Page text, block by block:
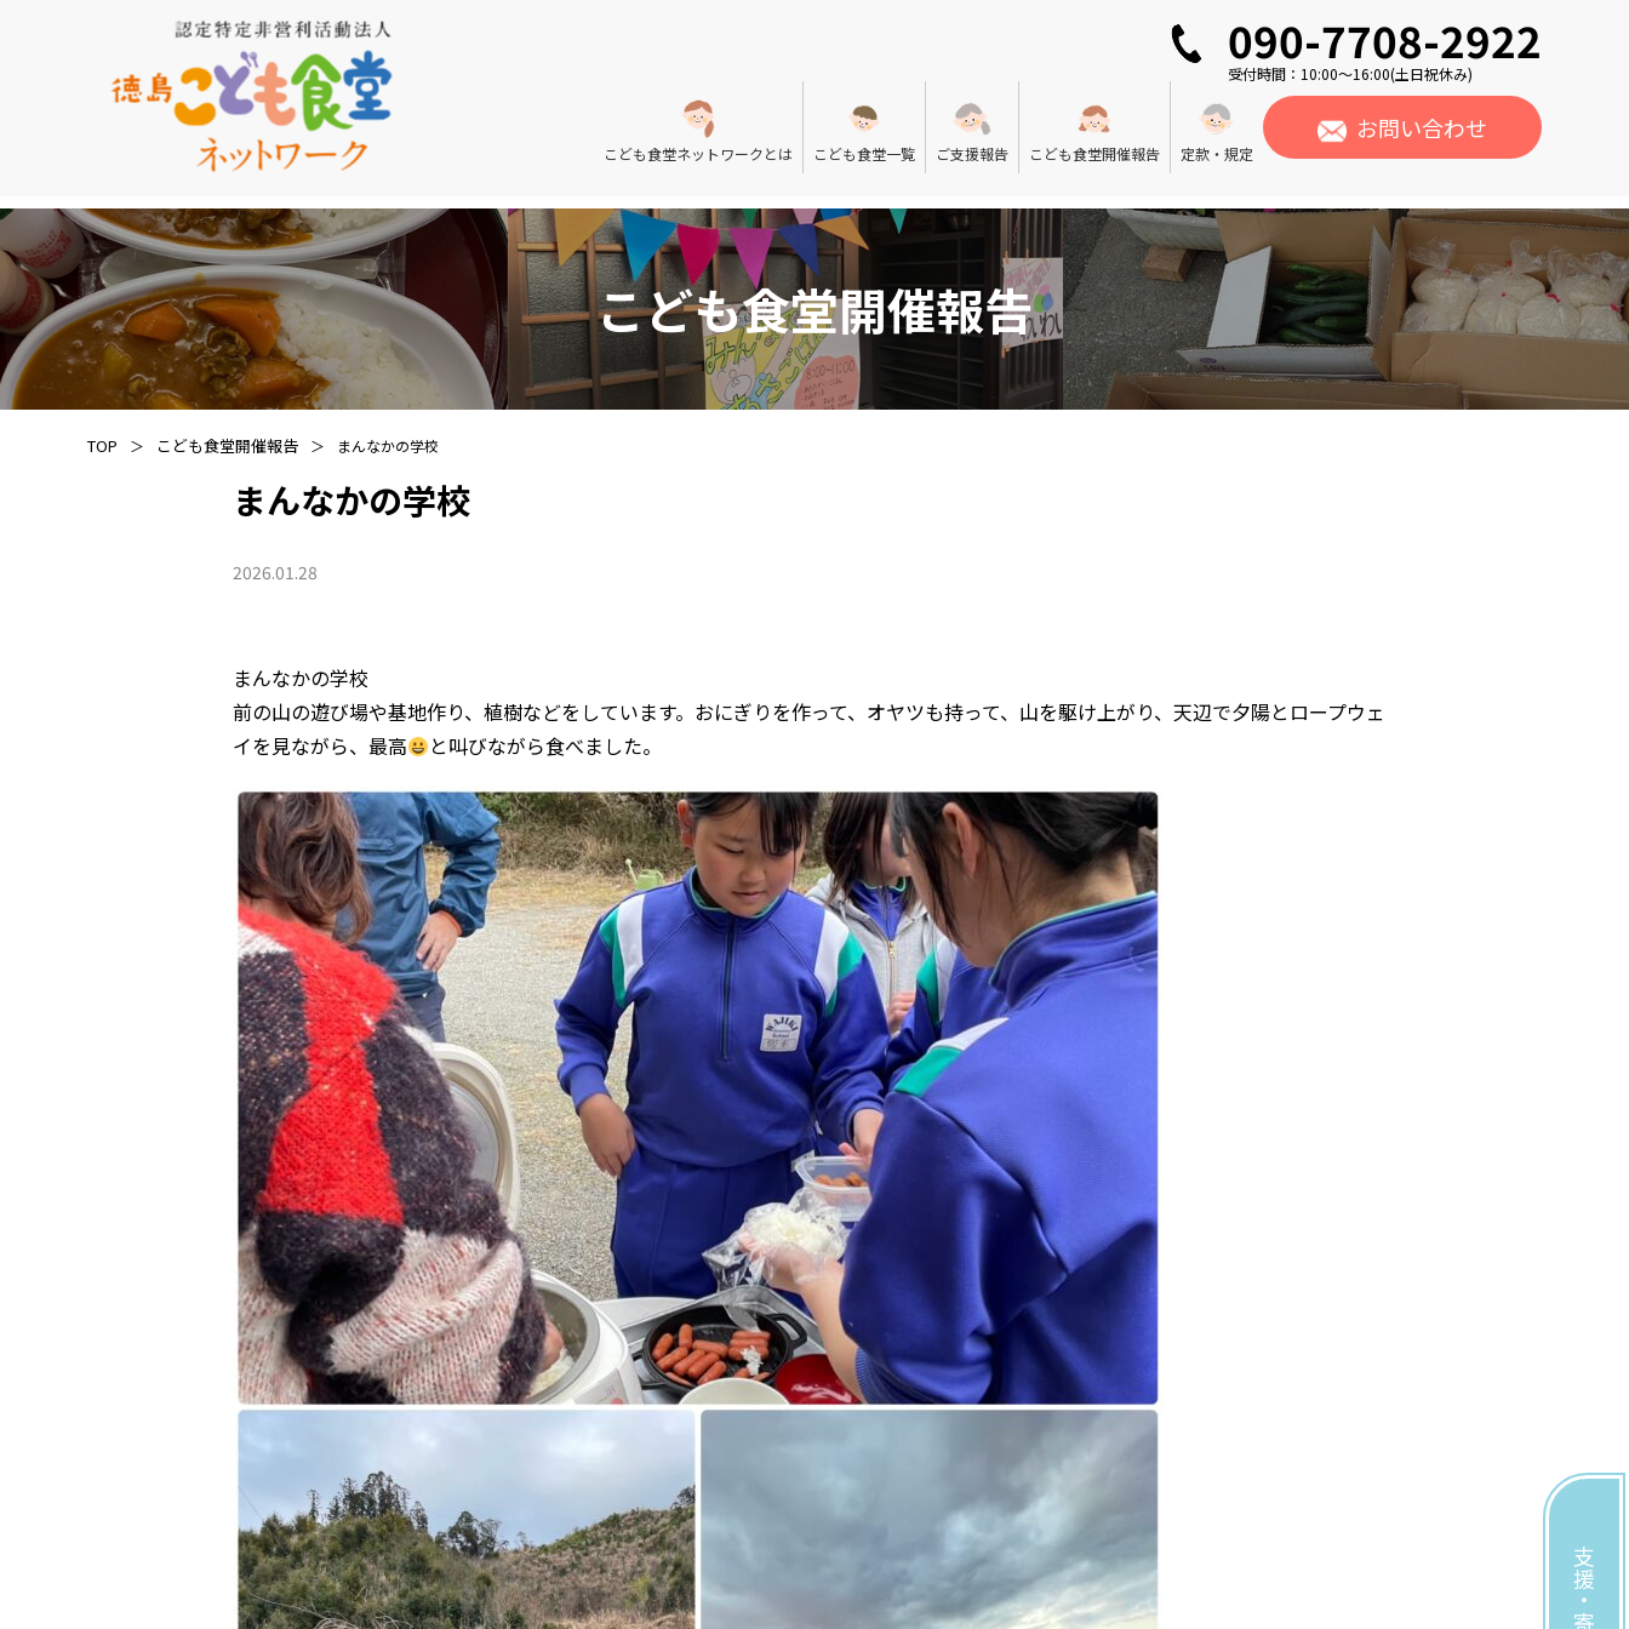
090-7708-2922
受付時間：10:00〜16:00(土日祝休み)
こども食堂ネットワークとは こども食堂一覧 ご支援報告 こども食堂開催報告 定款・規定
お問い合わせ
こども食堂開催報告
TOP こども食堂開催報告 まんなかの学校
まんなかの学校
2026.01.28
まんなかの学校
前の山の遊び場や基地作り、植樹などをしています。おにぎりを作って、オヤツも持って、山を駆け上がり、天辺で夕陽とロープウェ
イを見ながら、最高
と叫びながら食べました。
支援・寄付